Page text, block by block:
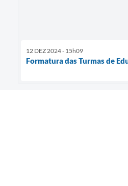
12 DEZ 2024 - 15h09
Formatura das Turmas de